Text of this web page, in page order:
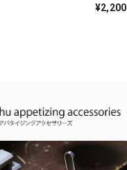
¥2,200